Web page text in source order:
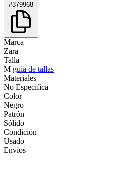
#379968
Marca
Zara
Talla
M guía de tallas
Materiales
No Especifica
Color
Negro
Patrón
Sólido
Condición
Usado
Envíos